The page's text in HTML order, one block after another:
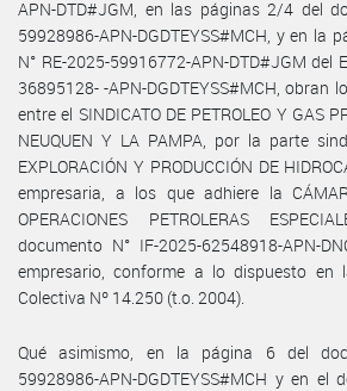
APN-DTD#JGM, en las páginas 2/4 del
59928986-APN-DGDTEYSS#MCH, y en la
N° RE-2025-59916772-APN-DTD#JGM del
36895128- -APN-DGDTEYSS#MCH, obran
entre el SINDICATO DE PETROLEO Y GAS
NEUQUEN Y LA PAMPA, por la parte
EXPLORACIÓN Y PRODUCCIÓN DE
empresaria, a los que adhiere la
OPERACIONES PETROLERAS
documento N° IF-2025-62548918-APN-
empresario, conforme a lo dispuesto en
Colectiva Nº 14.250 (t.o. 2004).
Qué asimismo, en la página 6 del
59928986-APN-DGDTEYSS#MCH y en el